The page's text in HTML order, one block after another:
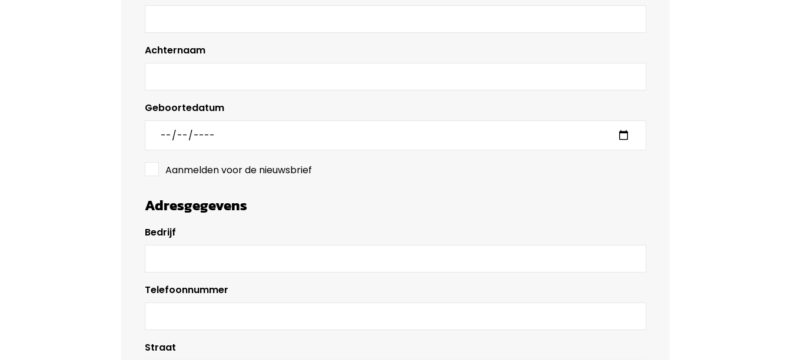
Achternaam
Geboortedatum
Aanmelden voor de nieuwsbrief
Adresgegevens
Bedrijf
Telefoonnummer
Straat